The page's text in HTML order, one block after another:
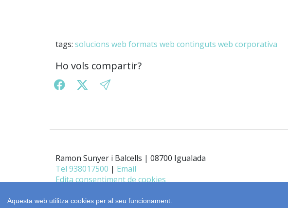
Aquesta web utilitza cookies per al seu funcionament.
tags: solucions web formats web continguts web corporativa
Ho vols compartir?
Ramon Sunyer i Balcells | 08700 Igualada
Tel 938017500 | Email
Edita consentiment de cookies